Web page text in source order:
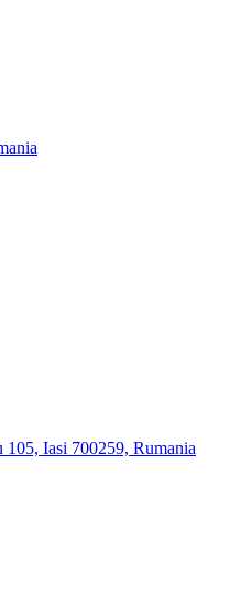
Iasi 700259, Rumania